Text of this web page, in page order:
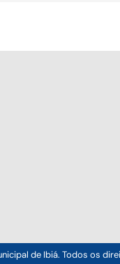
de Ibiá. Todos os